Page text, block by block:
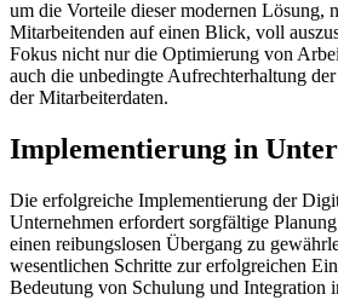
um die Vorteile dieser modernen Lösung,
Mitarbeitenden auf einen Blick, voll
Fokus nicht nur die Optimierung von
auch die unbedingte Aufrechterhaltung
der Mitarbeiterdaten.
Implementierung in
Die erfolgreiche Implementierung der
Unternehmen erfordert sorgfältige
einen reibungslosen Übergang zu
wesentlichen Schritte zur erfolgreichen
Bedeutung von Schulung und Integration